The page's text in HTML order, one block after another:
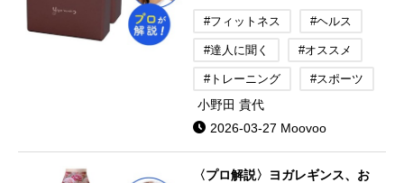
#フィットネス #ヘルス
#達人に聞く #オススメ
#トレーニング #スポーツ
小野田 貴代
2026-03-27 Moovoo
〈プロ解説〉ヨガレギンス、お